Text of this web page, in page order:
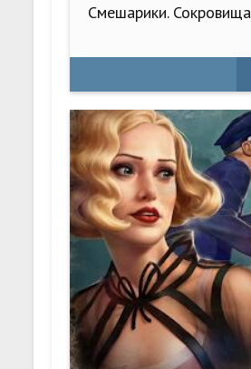
Смешарики. Сокровища